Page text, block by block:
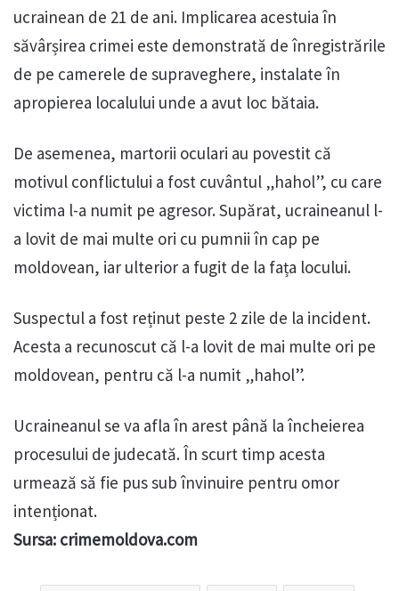
ucrainean de 21 de ani. Implicarea acestuia în
săvârșirea crimei este demonstrată de înregistrările
de pe camerele de supraveghere, instalate în
apropierea localului unde a avut loc bătaia.
De asemenea, martorii oculari au povestit că
motivul conflictului a fost cuvântul „hahol”, cu care
victima l-a numit pe agresor. Supărat, ucraineanul l-
a lovit de mai multe ori cu pumnii în cap pe
moldovean, iar ulterior a fugit de la fața locului.
Suspectul a fost reținut peste 2 zile de la incident.
Acesta a recunoscut că l-a lovit de mai multe ori pe
moldovean, pentru că l-a numit „hahol”.
Ucraineanul se va afla în arest până la încheierea
procesului de judecată. În scurt timp acesta
urmează să fie pus sub învinuire pentru omor
intenționat.
Sursa: crimemoldova.com